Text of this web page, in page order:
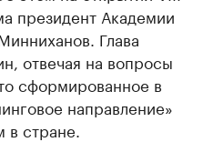
президент Академии
Глава
отвечая на вопросы
сформированное в
направление»
стране.